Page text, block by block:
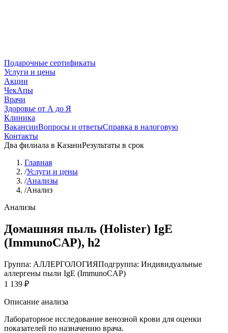
Подарочные сертификаты
Услуги и цены
Акции
ЧекАпы
Врачи
Здоровье от А до Я
Клиника
ВакансииВопросы и ответыСправка в налоговую
Контакты
Два филиала в КазаниРезультаты в срок
Главная
/Услуги и цены
/Анализы
/Анализ
Анализы
Домашняя пыль (Holister) IgE
(ImmunoCAP), h2
Группа: АЛЛЕРГОЛОГИЯПодгруппа: Индивидуальные
аллергены пыли IgE (ImmunoCAP)
1 139 ₽
Описание анализа
Лабораторное исследование венозной крови для оценки
показателей по назначению врача.